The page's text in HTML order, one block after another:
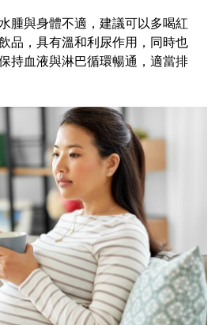
腫與身體不適，建議可以多喝紅
品，具有溫和利尿作用，同時也
持血液與淋巴循環暢通，適當排